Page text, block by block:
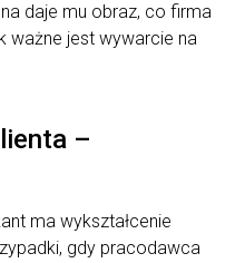
daje mu obraz, co firma
ważne jest wywarcie na
–
ma wykształcenie
gdy pracodawca